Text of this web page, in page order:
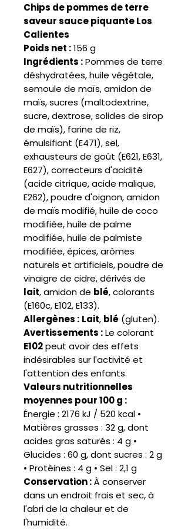
Chips de pommes de terre
saveur sauce piquante Los
Calientes
Poids net :156 g
Ingrédients :Pommes de terre
déshydratées, huile végétale,
semoule de maïs, amidon de
maïs, sucres (maltodextrine,
sucre, dextrose, solides de sirop
de maïs), farine de riz,
émulsifiant (E471), sel,
exhausteurs de goût (E621, E631,
E627), correcteurs d'acidité
(acide citrique, acide malique,
E262), poudre d'oignon, amidon
de maïs modifié, huile de coco
modifiée, huile de palme
modifiée, huile de palmiste
modifiée, épices, arômes
naturels et artificiels, poudre de
vinaigre de cidre, dérivés de
lait, amidon de blé, colorants
(E160c, E102, E133).
Allergènes : Lait, blé (gluten).
Avertissements :Le colorant
E102peut avoir des effets
indésirables sur l'activité et
l'attention des enfants.
Valeurs nutritionnelles
moyennes pour 100 g :
Énergie : 2176 kJ / 520 kcal •
Matières grasses : 32 g, dont
acides gras saturés : 4 g •
Glucides : 60 g, dont sucres : 2 g
• Protéines : 4 g • Sel : 2,1 g
Conservation :À conserver
dans un endroit frais et sec, à
l'abri de la chaleur et de
l'humidité.